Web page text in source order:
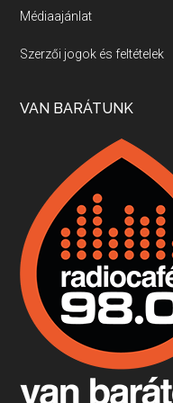
Villány,
Apr 17, 2026 • 00:35:38
Boston,
Apr 9, 2026 • 00:37:17
Fermentáljunk, a
Apr 3, 2026 • 00:36:07
Médiaajánlat
Szerzői jogok és feltételek
VAN BARÁTUNK